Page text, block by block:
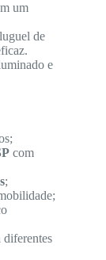
um
de
e
com
;
diferentes